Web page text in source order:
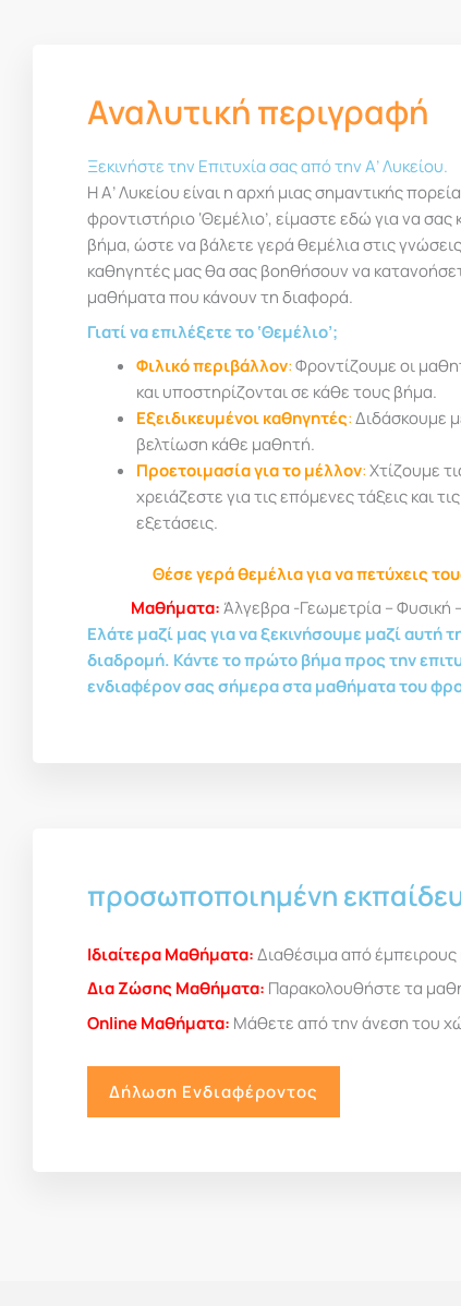
Αναλυτική περιγραφή
Ξεκινήστε την Επιτυχία σας από την Α’ Λυκείου.
Η Α’ Λυκείου είναι η αρχή μιας σημαντικής
φροντιστήριο ‘Θεμέλιο’, είμαστε εδώ για να
βήμα, ώστε να βάλετε γερά θεμέλια στις
καθηγητές μας θα σας βοηθήσουν να
μαθήματα που κάνουν τη διαφορά.
Γιατί να επιλέξετε το ‘Θεμέλιο’;
Φιλικό περιβάλλον:Φροντίζουμε οι
και υποστηρίζονται σε κάθε τους βήμα.
Εξειδικευμένοι καθηγητές:Διδάσκουμε
βελτίωση κάθε μαθητή.
Προετοιμασία για το μέλλον:Χτίζουμε
χρειάζεστε για τις επόμενες τάξεις και
εξετάσεις.
Θέσε γερά θεμέλια για να πετύχεις
Μαθήματα:Άλγεβρα -Γεωμετρία – Φυσική
Ελάτε μαζί μας για να ξεκινήσουμε μαζί αυτή
διαδρομή. Κάντε το πρώτο βήμα προς την
ενδιαφέρον σας σήμερα στα μαθήματα του
προσωποποιημένη
Iδιαίτερα Μαθήματα:Διαθέσιμα από έμπειρους
Δια Ζώσης Μαθήματα: Παρακολουθήστε τα
Online Μαθήματα: Μάθετε από την άνεση του
Δήλωση Ενδιαφέροντος